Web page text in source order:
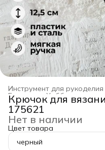
Инструмент для рукоделия
Хобби и
Главная
Крючок для
175621
Нет в наличии
Цвет товара
черный